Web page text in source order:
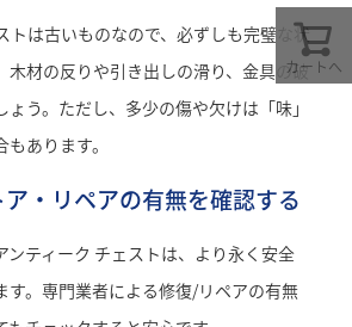
トは古いものなので、必ずしも完璧な状
木材の反りや引き出しの滑り、金具の破
う。ただし、多少の傷や欠けは「味」
あります。
・リペアの有無を確認する
ンティーク チェストは、より永く安全
す。専門業者による修復/リペアの有無
カートへ